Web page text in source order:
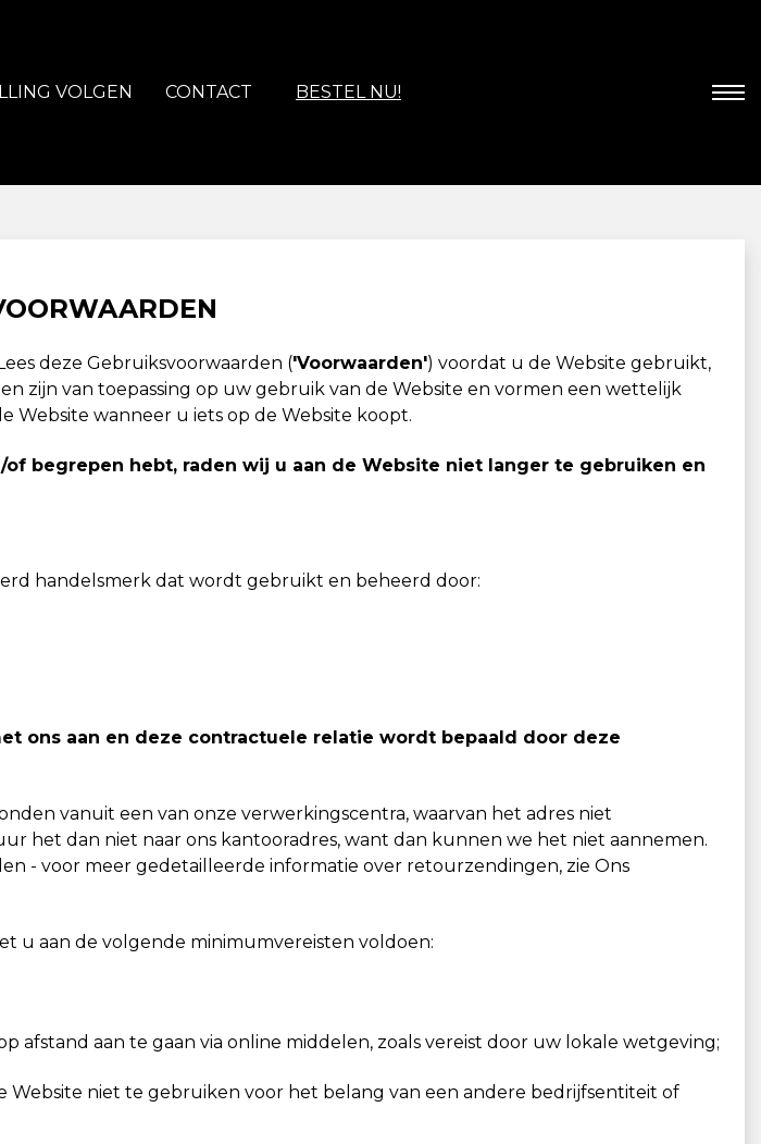
VOLGEN CONTACT BESTEL NU!
deze Gebruiksvoorwaarden ('Voorwaarden') voordat u de Website gebruikt,
zijn van toepassing op uw gebruik van de Website en vormen een wettelijk
Website wanneer u iets op de Website koopt.
begrepen hebt, raden wij u aan de Website niet langer te gebruiken en
handelsmerk dat wordt gebruikt en beheerd door:
ons aan en deze contractuele relatie wordt bepaald door deze
vanuit een van onze verwerkingscentra, waarvan het adres niet
het dan niet naar ons kantooradres, want dan kunnen we het niet aannemen.
- voor meer gedetailleerde informatie over retourzendingen, zie Ons
u aan de volgende minimumvereisten voldoen:
aan te gaan via online middelen, zoals vereist door uw lokale wetgeving;
niet te gebruiken voor het belang van een andere bedrijfsentiteit of